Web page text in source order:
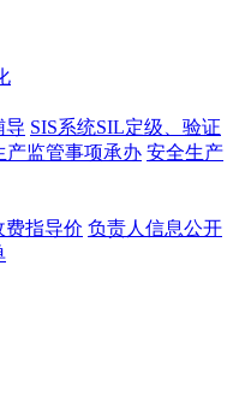
导 SIS系统SIL定级、验证
产监管事项承办 安全生产
费指导价 负责人信息公开